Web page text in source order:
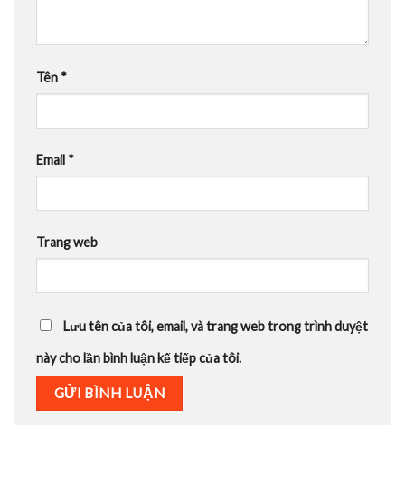
Tên *
Email *
Trang web
Lưu tên của tôi, email, và trang web trong trình duyệt
này cho lần bình luận kế tiếp của tôi.